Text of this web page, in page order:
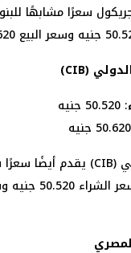
سعرًا مشابهًا
(CIB)
: 50.520 جنيه
(CIB) يقدم أيضًا سعرًا قريبًا من